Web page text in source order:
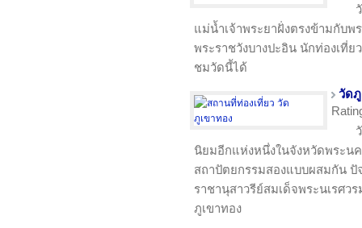
แม่น้ำเจ้าพระยาฝั่งตรงข้ามกับพ
พระราชวังบางปะอิน นักท่องเที่
ชมวัดนี้ได้
วัดภู
นิยมอีกแห่งหนึ่งในจังหวัดพระน
สถาปัตยกรรมสองแบบผสมกัน ปั
ราชานุสาวรีย์สมเด็จพระนเรศ
ภูเขาทอง